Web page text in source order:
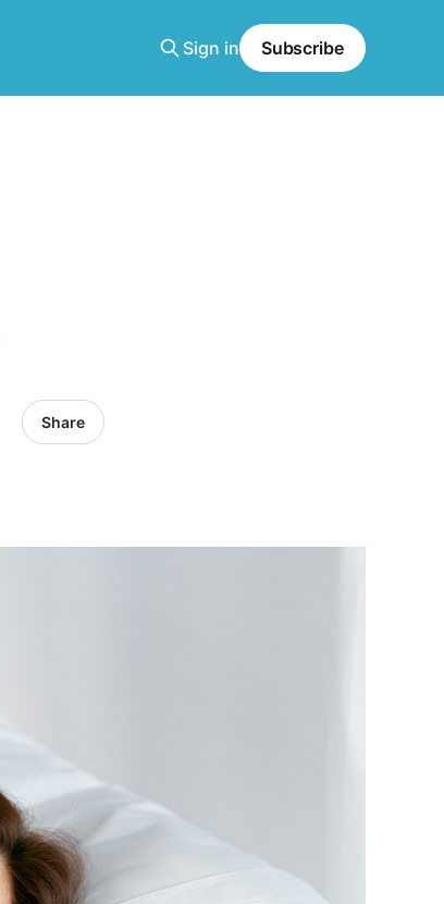
Sign in Subscribe
Share